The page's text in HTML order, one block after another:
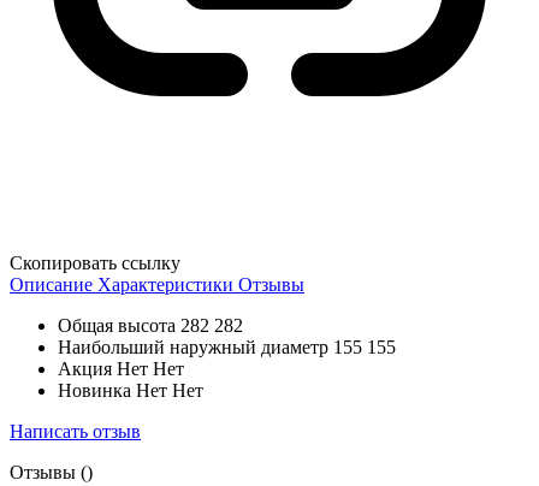
Скопировать ссылку
Описание Характеристики Отзывы
Общая высота 282 282
Наибольший наружный диаметр 155 155
Акция Нет Нет
Новинка Нет Нет
Написать отзыв
Отзывы ()